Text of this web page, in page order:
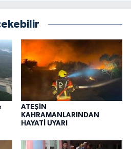
ATEŞİN
KAHRAMANLARINDAN
HAYATİ UYARI